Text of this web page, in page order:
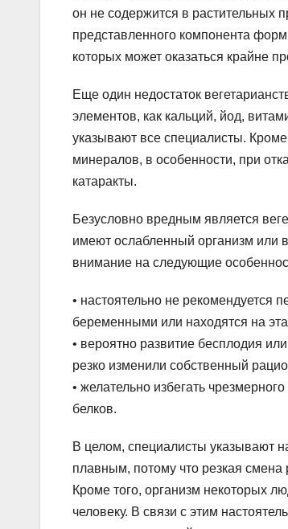
он не содержится в растительных
представленного компонента
которых может оказаться крайне
Еще один недостаток
элементов, как кальций, йод,
указывают все специалисты.
минералов, в особенности, при
катаракты.
Безусловно вредным является
имеют ослабленный организм или
внимание на следующие
• настоятельно не рекомендуется
беременными или находятся на
• вероятно развитие бесплодия
резко изменили собственный
• желательно избегать
белков.
В целом, специалисты указывают
плавным, потому что резкая смена
Кроме того, организм некоторых
человеку. В связи с этим